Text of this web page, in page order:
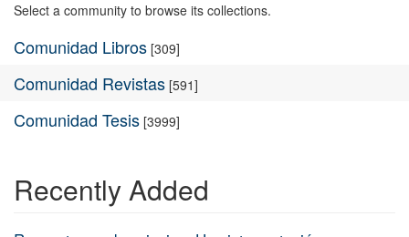
Select a community to browse its collections.
Comunidad Libros [309]
Comunidad Revistas [591]
Comunidad Tesis [3999]
Recently Added